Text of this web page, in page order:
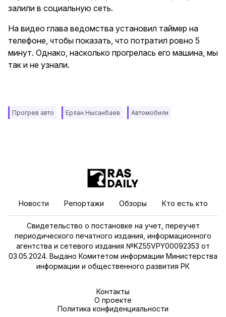
залили в социальную сеть.
На видео глава ведомства установил таймер на
телефоне, чтобы показать, что потратил ровно 5
минут. Однако, насколько прогрелась его машина, мы
так и не узнали.
Прогрев авто Ерлан Нысанбаев Автомобили
Новости Репортажи Обзоры Кто есть кто
Свидетельство о постановке на учет, переучет
периодического печатного издания, информационного
агентства и сетевого издания №KZ55VPY00092353 от
03.05.2024. Выдано Комитетом информации Министерства
информации и общественного развития РК
Контакты
О проекте
Политика конфиденциальности